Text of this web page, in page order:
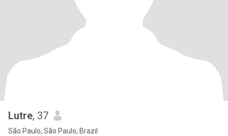
Lutre, 37
São Paulo, São Paulo, Brazil